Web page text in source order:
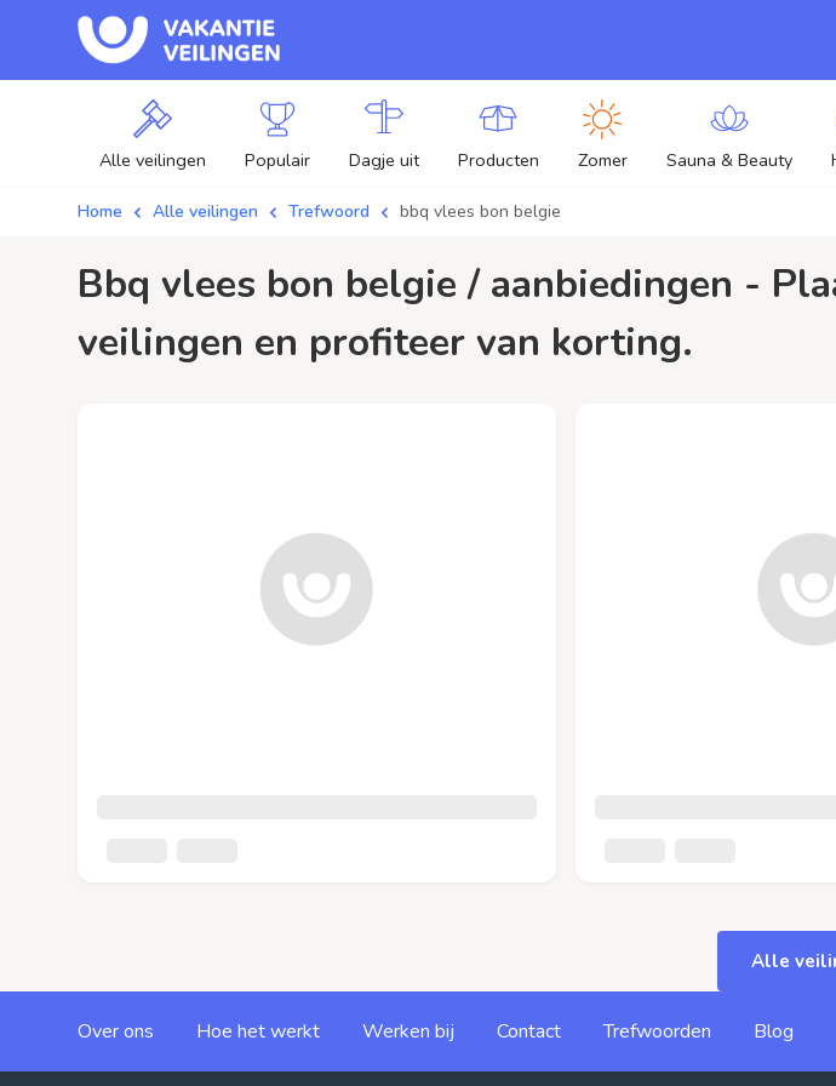
Alle veilingen Populair Dagje uit Producten Zomer Sauna & Beauty
Home Alle veilingen Trefwoord bbq vlees bon belgie
bbq vlees bon belgie / aanbiedingen - Plaats je bod op bbq vlees bon belgie
veilingen en profiteer van korting.
Alle
Over ons Hoe het werkt Werken bij Contact Trefwoorden Blog